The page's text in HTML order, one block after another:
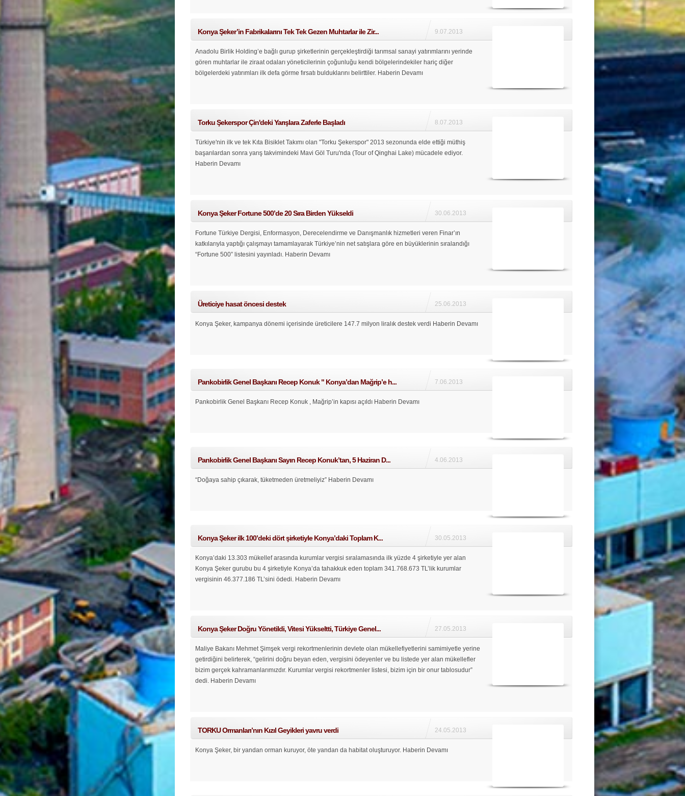
Konya Şeker’in Fabrikalarını Tek Tek Gezen Muhtarlar ile Zir... 9.07.2013
Anadolu Birlik Holding’e bağlı gurup şirketlerinin gerçekleştirdiği tarımsal sanayi yatırımlarını yerinde
gören muhtarlar ile ziraat odaları yöneticilerinin çoğunluğu kendi bölgelerindekiler hariç diğer
bölgelerdeki yatırımları ilk defa görme fırsatı bulduklarını belirttiler. Haberin Devamı
Torku Şekerspor Çin'deki Yarışlara Zaferle Başladı 8.07.2013
Türkiye'nin ilk ve tek Kıta Bisiklet Takımı olan "Torku Şekerspor" 2013 sezonunda elde ettiği müthiş
başarılardan sonra yarış takvimindeki Mavi Göl Turu'nda (Tour of Qinghai Lake) mücadele ediyor.
Haberin Devamı
Konya Şeker Fortune 500’de 20 Sıra Birden Yükseldi 30.06.2013
Fortune Türkiye Dergisi, Enformasyon, Derecelendirme ve Danışmanlık hizmetleri veren Finar’ın
katkılarıyla yaptığı çalışmayı tamamlayarak Türkiye’nin net satışlara göre en büyüklerinin sıralandığı
“Fortune 500” listesini yayınladı. Haberin Devamı
Üreticiye hasat öncesi destek 25.06.2013
Konya Şeker, kampanya dönemi içerisinde üreticilere 147.7 milyon liralık destek verdi Haberin Devamı
Pankobirlik Genel Başkanı Recep Konuk " Konya’dan Mağrip’e h... 7.06.2013
Pankobirlik Genel Başkanı Recep Konuk , Mağrip’in kapısı açıldı Haberin Devamı
Pankobirlik Genel Başkanı Sayın Recep Konuk’tan, 5 Haziran D... 4.06.2013
“Doğaya sahip çıkarak, tüketmeden üretmeliyiz” Haberin Devamı
Konya Şeker ilk 100’deki dört şirketiyle Konya’daki Toplam K... 30.05.2013
Konya’daki 13.303 mükellef arasında kurumlar vergisi sıralamasında ilk yüzde 4 şirketiyle yer alan
Konya Şeker gurubu bu 4 şirketiyle Konya’da tahakkuk eden toplam 341.768.673 TL’lik kurumlar
vergisinin 46.377.186 TL’sini ödedi. Haberin Devamı
Konya Şeker Doğru Yönetildi, Vitesi Yükseltti, Türkiye Genel... 27.05.2013
Maliye Bakanı Mehmet Şimşek vergi rekortmenlerinin devlete olan mükellefiyetlerini samimiyetle yerine
getirdiğini belirterek, “gelirini doğru beyan eden, vergisini ödeyenler ve bu listede yer alan mükellefler
bizim gerçek kahramanlarımızdır. Kurumlar vergisi rekortmenler listesi, bizim için bir onur tablosudur”
dedi. Haberin Devamı
TORKU Ormanları’nın Kızıl Geyikleri yavru verdi 24.05.2013
Konya Şeker, bir yandan orman kuruyor, öte yandan da habitat oluşturuyor. Haberin Devamı